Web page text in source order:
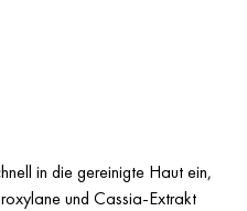
in die gereinigte Haut ein,
und Cassia-Extrakt